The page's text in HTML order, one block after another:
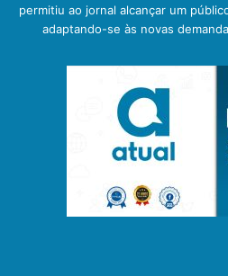
permitiu ao jornal alcançar um
adaptando-se às novas